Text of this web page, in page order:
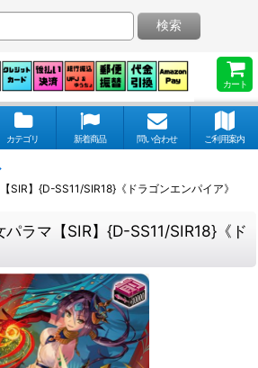
カート
検索
カテゴリ 新着商品 問い合わせ ご利用案内
SIR】{D-SS11/SIR18}《ドラゴンエンパイア》
パラマ【SIR】{D-SS11/SIR18}《ド